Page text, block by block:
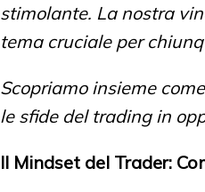
stimolante. La nostra
tema cruciale per
Scopriamo insieme
le sfide del trading in
Il Mindset del Trader: